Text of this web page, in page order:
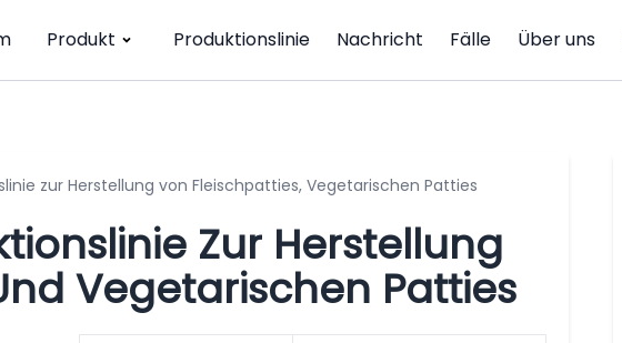
Produkt Produktionslinie Nachricht Fälle Über uns
zur Herstellung von Fleischpatties, Vegetarischen Patties
Zur Herstellung
Vegetarischen Patties